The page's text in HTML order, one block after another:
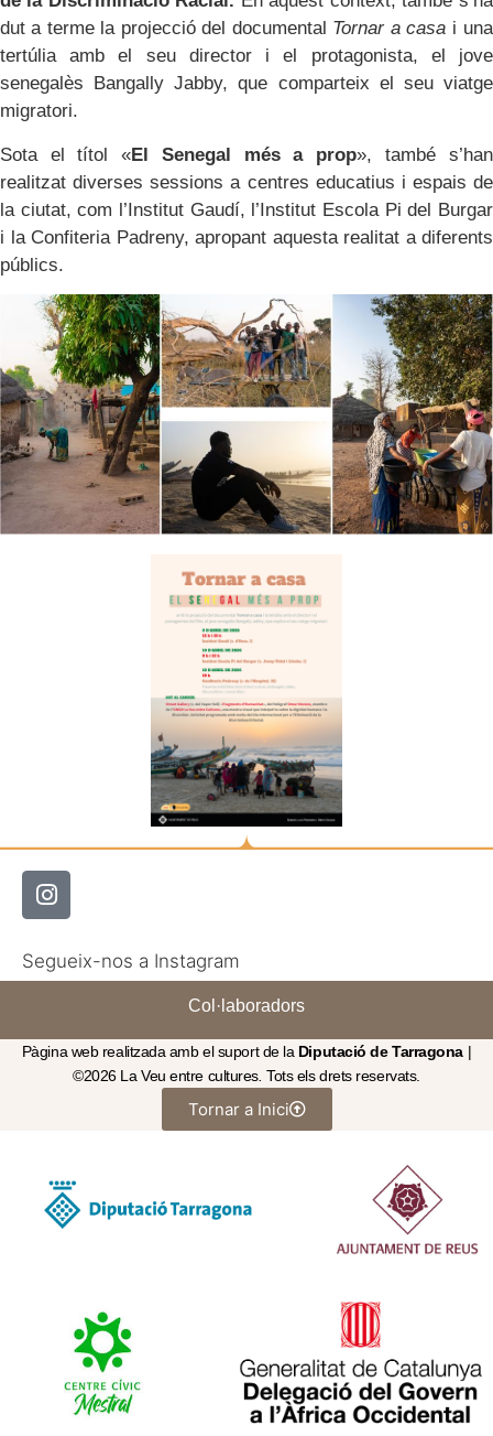
dut a terme la projecció del documental Tornar a casa i una
tertúlia amb el seu director i el protagonista, el jove
senegalès Bangally Jabby, que comparteix el seu viatge
migratori.
Sota el títol «El Senegal més a prop», també s’han
realitzat diverses sessions a centres educatius i espais de
la ciutat, com l’Institut Gaudí, l’Institut Escola Pi del Burgar
i la Confiteria Padreny, apropant aquesta realitat a diferents
públics.
Segueix-nos a Instagram
Col·laboradors
Pàgina web realitzada amb el suport de la Diputació de Tarragona |
©2026 La Veu entre cultures. Tots els drets reservats.
Tornar a Inici